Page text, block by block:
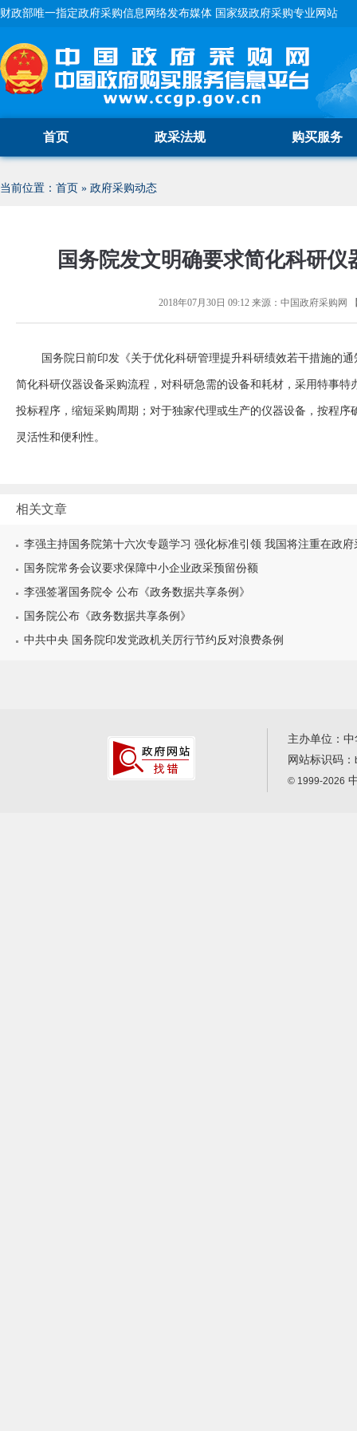
财政部唯一指定政府采购信息网络发布媒体 国家级政府采购专业网站
首页 政采法规 购买服务
当前位置： 首页 » 政府采购动态
国务院发文明确要求简化科研仪
2018年07月30日 09:12来源： 中国政府采购网
国务院日前印发《关于优化科研管理提升科研绩效若干措施的
简化科研仪器设备采购流程，对科研急需的设备和耗材，采用特事特
投标程序，缩短采购周期；对于独家代理或生产的仪器设备，按程序
灵活性和便利性。
相关文章
李强主持国务院第十六次专题学习 强化标准引领 我国将注重在政府
国务院常务会议要求保障中小企业政采预留份额
李强签署国务院令 公布《政务数据共享条例》
国务院公布《政务数据共享条例》
中共中央 国务院印发党政机关厉行节约反对浪费条例
主办单位：
网站标识码：
© 1999-2026